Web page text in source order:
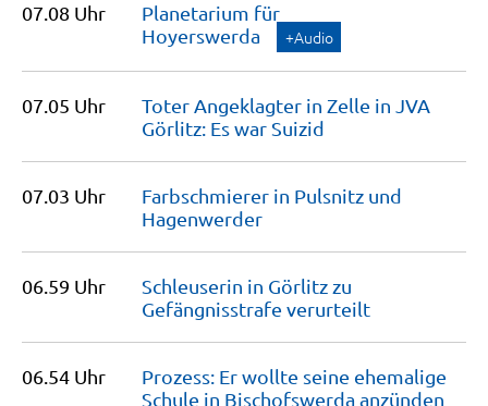
07.08 Uhr
Planetarium für
Hoyerswerda
+Audio
07.05 Uhr
Toter Angeklagter in Zelle in JVA
Görlitz: Es war Suizid
07.03 Uhr
Farbschmierer in Pulsnitz und
Hagenwerder
06.59 Uhr
Schleuserin in Görlitz zu
Gefängnisstrafe verurteilt
06.54 Uhr
Prozess: Er wollte seine ehemalige
Schule in Bischofswerda anzünden